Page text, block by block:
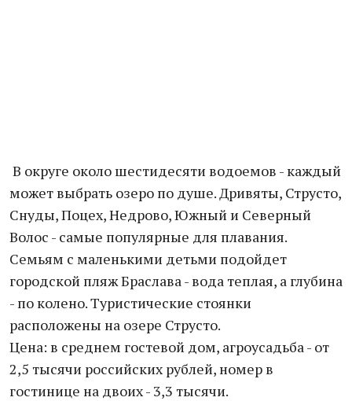
В округе около шестидесяти водоемов - каждый
может выбрать озеро по душе. Дривяты, Струсто,
Снуды, Поцех, Недрово, Южный и Северный
Волос - самые популярные для плавания.
Семьям с маленькими детьми подойдет
городской пляж Браслава - вода теплая, а глубина
- по колено. Туристические стоянки
расположены на озере Струсто.
Цена: в среднем гостевой дом, агроусадьба - от
2,5 тысячи российских рублей, номер в
гостинице на двоих - 3,3 тысячи.